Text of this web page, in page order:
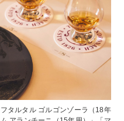
タルタル ゴルゴンゾーラ（18年